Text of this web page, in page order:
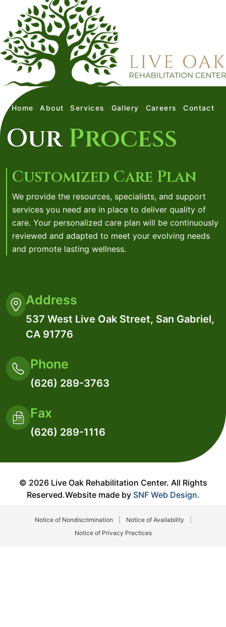
Home About Services Gallery Careers Contact
OurProcess
Customized Care Plan
We provide the resources, specialists, and support
services you need are in place to deliver quality of
care. Your personalized care plan will be continuously
reviewed and adapted to meet your evolving needs
and promote lasting wellness.
Address
537 West Live Oak Street, San Gabriel,
CA 91776
Phone
(626) 289-3763
Fax
(626) 289-1116
© 2026 Live Oak Rehabilitation Center. All Rights
Reserved.Website made by SNF Web Design.
Notice of Nondiscrimination Notice of Availability
Notice of Privacy Practices